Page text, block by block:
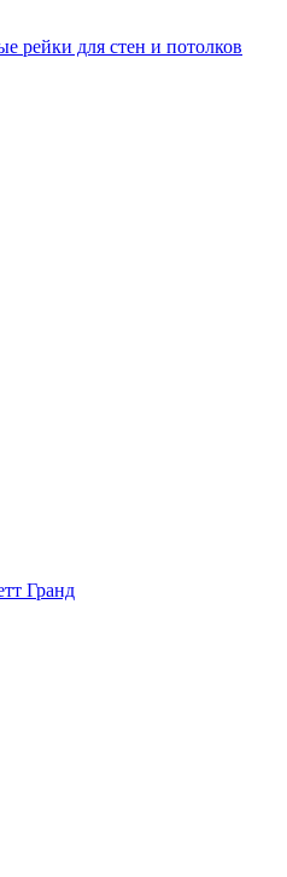
рейки для стен и потолков
Гранд